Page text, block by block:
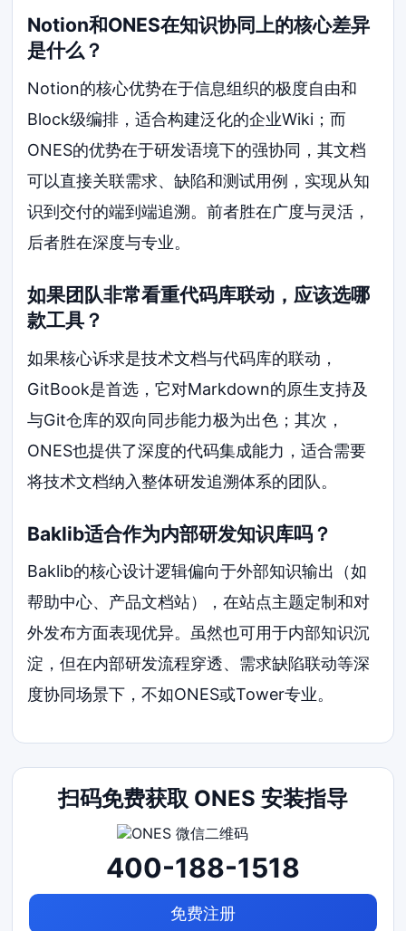
Notion和ONES在知识协同上的核心差异
是什么？
Notion的核心优势在于信息组织的极度自由和
Block级编排，适合构建泛化的企业Wiki；而
ONES的优势在于研发语境下的强协同，其文档
可以直接关联需求、缺陷和测试用例，实现从知
识到交付的端到端追溯。前者胜在广度与灵活，
后者胜在深度与专业。
如果团队非常看重代码库联动，应该选哪
款工具？
如果核心诉求是技术文档与代码库的联动，
GitBook是首选，它对Markdown的原生支持及
与Git仓库的双向同步能力极为出色；其次，
ONES也提供了深度的代码集成能力，适合需要
将技术文档纳入整体研发追溯体系的团队。
Baklib适合作为内部研发知识库吗？
Baklib的核心设计逻辑偏向于外部知识输出（如
帮助中心、产品文档站），在站点主题定制和对
外发布方面表现优异。虽然也可用于内部知识沉
淀，但在内部研发流程穿透、需求缺陷联动等深
度协同场景下，不如ONES或Tower专业。
扫码免费获取 ONES 安装指导
400-188-1518
免费注册